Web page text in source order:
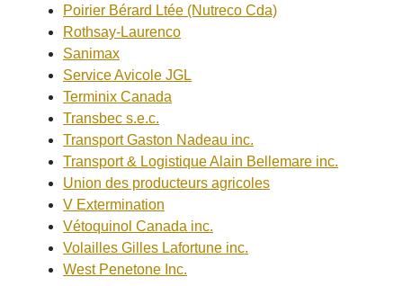
Poirier Bérard Ltée (Nutreco Cda)
Rothsay-Laurenco
Sanimax
Service Avicole JGL
Terminix Canada
Transbec s.e.c.
Transport Gaston Nadeau inc.
Transport & Logistique Alain Bellemare inc.
Union des producteurs agricoles
V Extermination
Vétoquinol Canada inc.
Volailles Gilles Lafortune inc.
West Penetone Inc.